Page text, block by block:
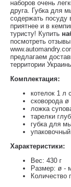
наборов очень
друга. Губка для
содержать посуду
приятнее и в
туристу! Купить
посмотреть
предлагаем
территории
Комплектация:
котелок 1 л
сковорода
ложка
тарелки
губка для
Характеристики:
Вес: 430 г
Размер: ø -
Количество